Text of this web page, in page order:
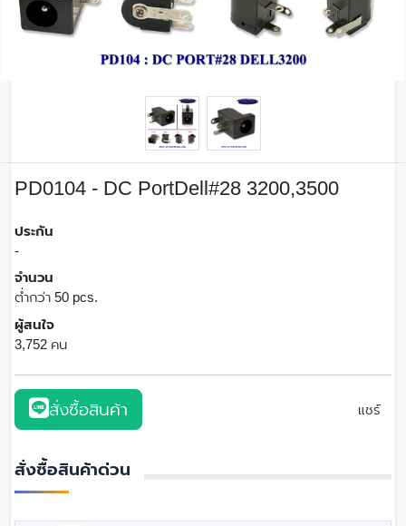
PD0104 - DC PortDell#28 3200,3500
ประกัน
-
จำนวน
ต่ำกว่า 50 pcs.
ผู้สนใจ
3,752 คน
สั่งซื้อสินค้า แชร์
สั่งซื้อสินค้าด่วน